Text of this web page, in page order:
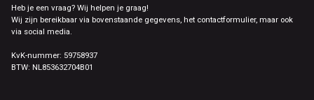
Heb je een vraag? Wij helpen je graag!
Wij zijn bereikbaar via bovenstaande gegevens, het contactformulier, maar ook
via social media.
KvK-nummer: 59758937
BTW: NL853632704B01